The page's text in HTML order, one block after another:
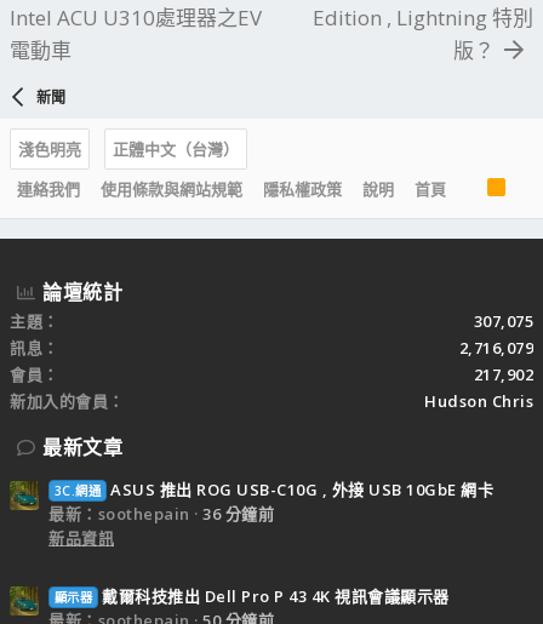
Intel ACU U310處理器之EV
電動車
Edition , Lightning 特別
版？
新聞
淺色明亮
正體中文（台灣）
連絡我們
使用條款與網站規範 隱私權政策 說明 首頁
R
S
S
論壇統計
主題
307,075
訊息
2,716,079
會員
217,902
新加入的會員
Hudson Chris
最新文章
3C.網通 ASUS 推出 ROG USB-C10G , 外接 USB 10GbE 網卡
最新：soothepain
36 分鐘前
新品資訊
顯示器 戴爾科技推出 Dell Pro P 43 4K 視訊會議顯示器